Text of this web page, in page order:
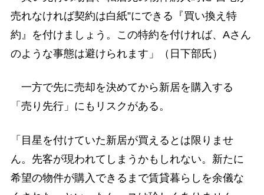
売れなければ契約は白紙”にできる『買い換え特
約』を付けましょう。この特約を付ければ、Aさん
のような事態は避けられます」（日下部氏）
一方で先に売却を決めてから新居を購入する
「売り先行」にもリスクがある。
「目星を付けていた新居が買えるとは限りませ
ん。先客が現われてしまうかもしれない。新たに
希望の物件が購入できるまで賃貸暮らしを余儀な